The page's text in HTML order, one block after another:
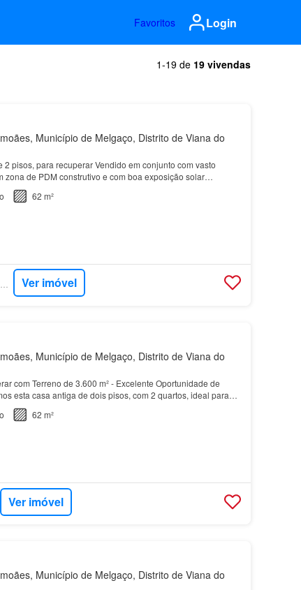
Favoritos Login
1-19 de 19 vivendas
Município de Melgaço, Distrito de Viana do
2 pisos, para recuperar Vendido em conjunto com vasto
zona de PDM construtivo e com boa exposição solar…
62 m²
SUPERCASA - SALGADOS IMOBILIÁRIA Ver imóvel
Município de Melgaço, Distrito de Viana do
com Terreno de 3.600 m² - Excelente Oportunidade de
esta casa antiga de dois pisos, com 2 quartos, ideal para
reabilitação e pretende criar uma h…
62 m²
Ver imóvel
Município de Melgaço, Distrito de Viana do